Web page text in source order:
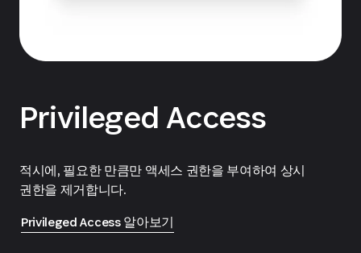
Privileged Access
적시에, 필요한 만큼만 액세스 권한을 부여하여 상시
권한을 제거합니다.
Privileged Access 알아보기